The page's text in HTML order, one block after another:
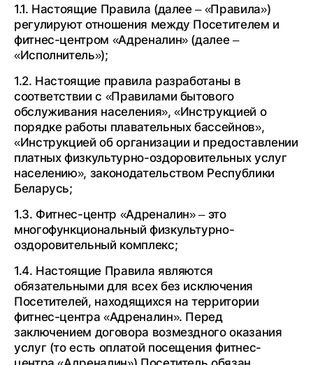
1.1. Настоящие Правила (далее – «Правила»)
регулируют отношения между Посетителем и
фитнес-центром «Адреналин» (далее –
«Исполнитель»);
1.2. Настоящие правила разработаны в
соответствии с «Правилами бытового
обслуживания населения», «Инструкцией о
порядке работы плавательных бассейнов»,
«Инструкцией об организации и предоставлении
платных физкультурно-оздоровительных услуг
населению», законодательством Республики
Беларусь;
1.3. Фитнес-центр «Адреналин» – это
многофункциональный физкультурно-
оздоровительный комплекс;
1.4. Настоящие Правила являются
обязательными для всех без исключения
Посетителей, находящихся на территории
фитнес-центра «Адреналин». Перед
заключением договора возмездного оказания
услуг (то есть оплатой посещения фитнес-